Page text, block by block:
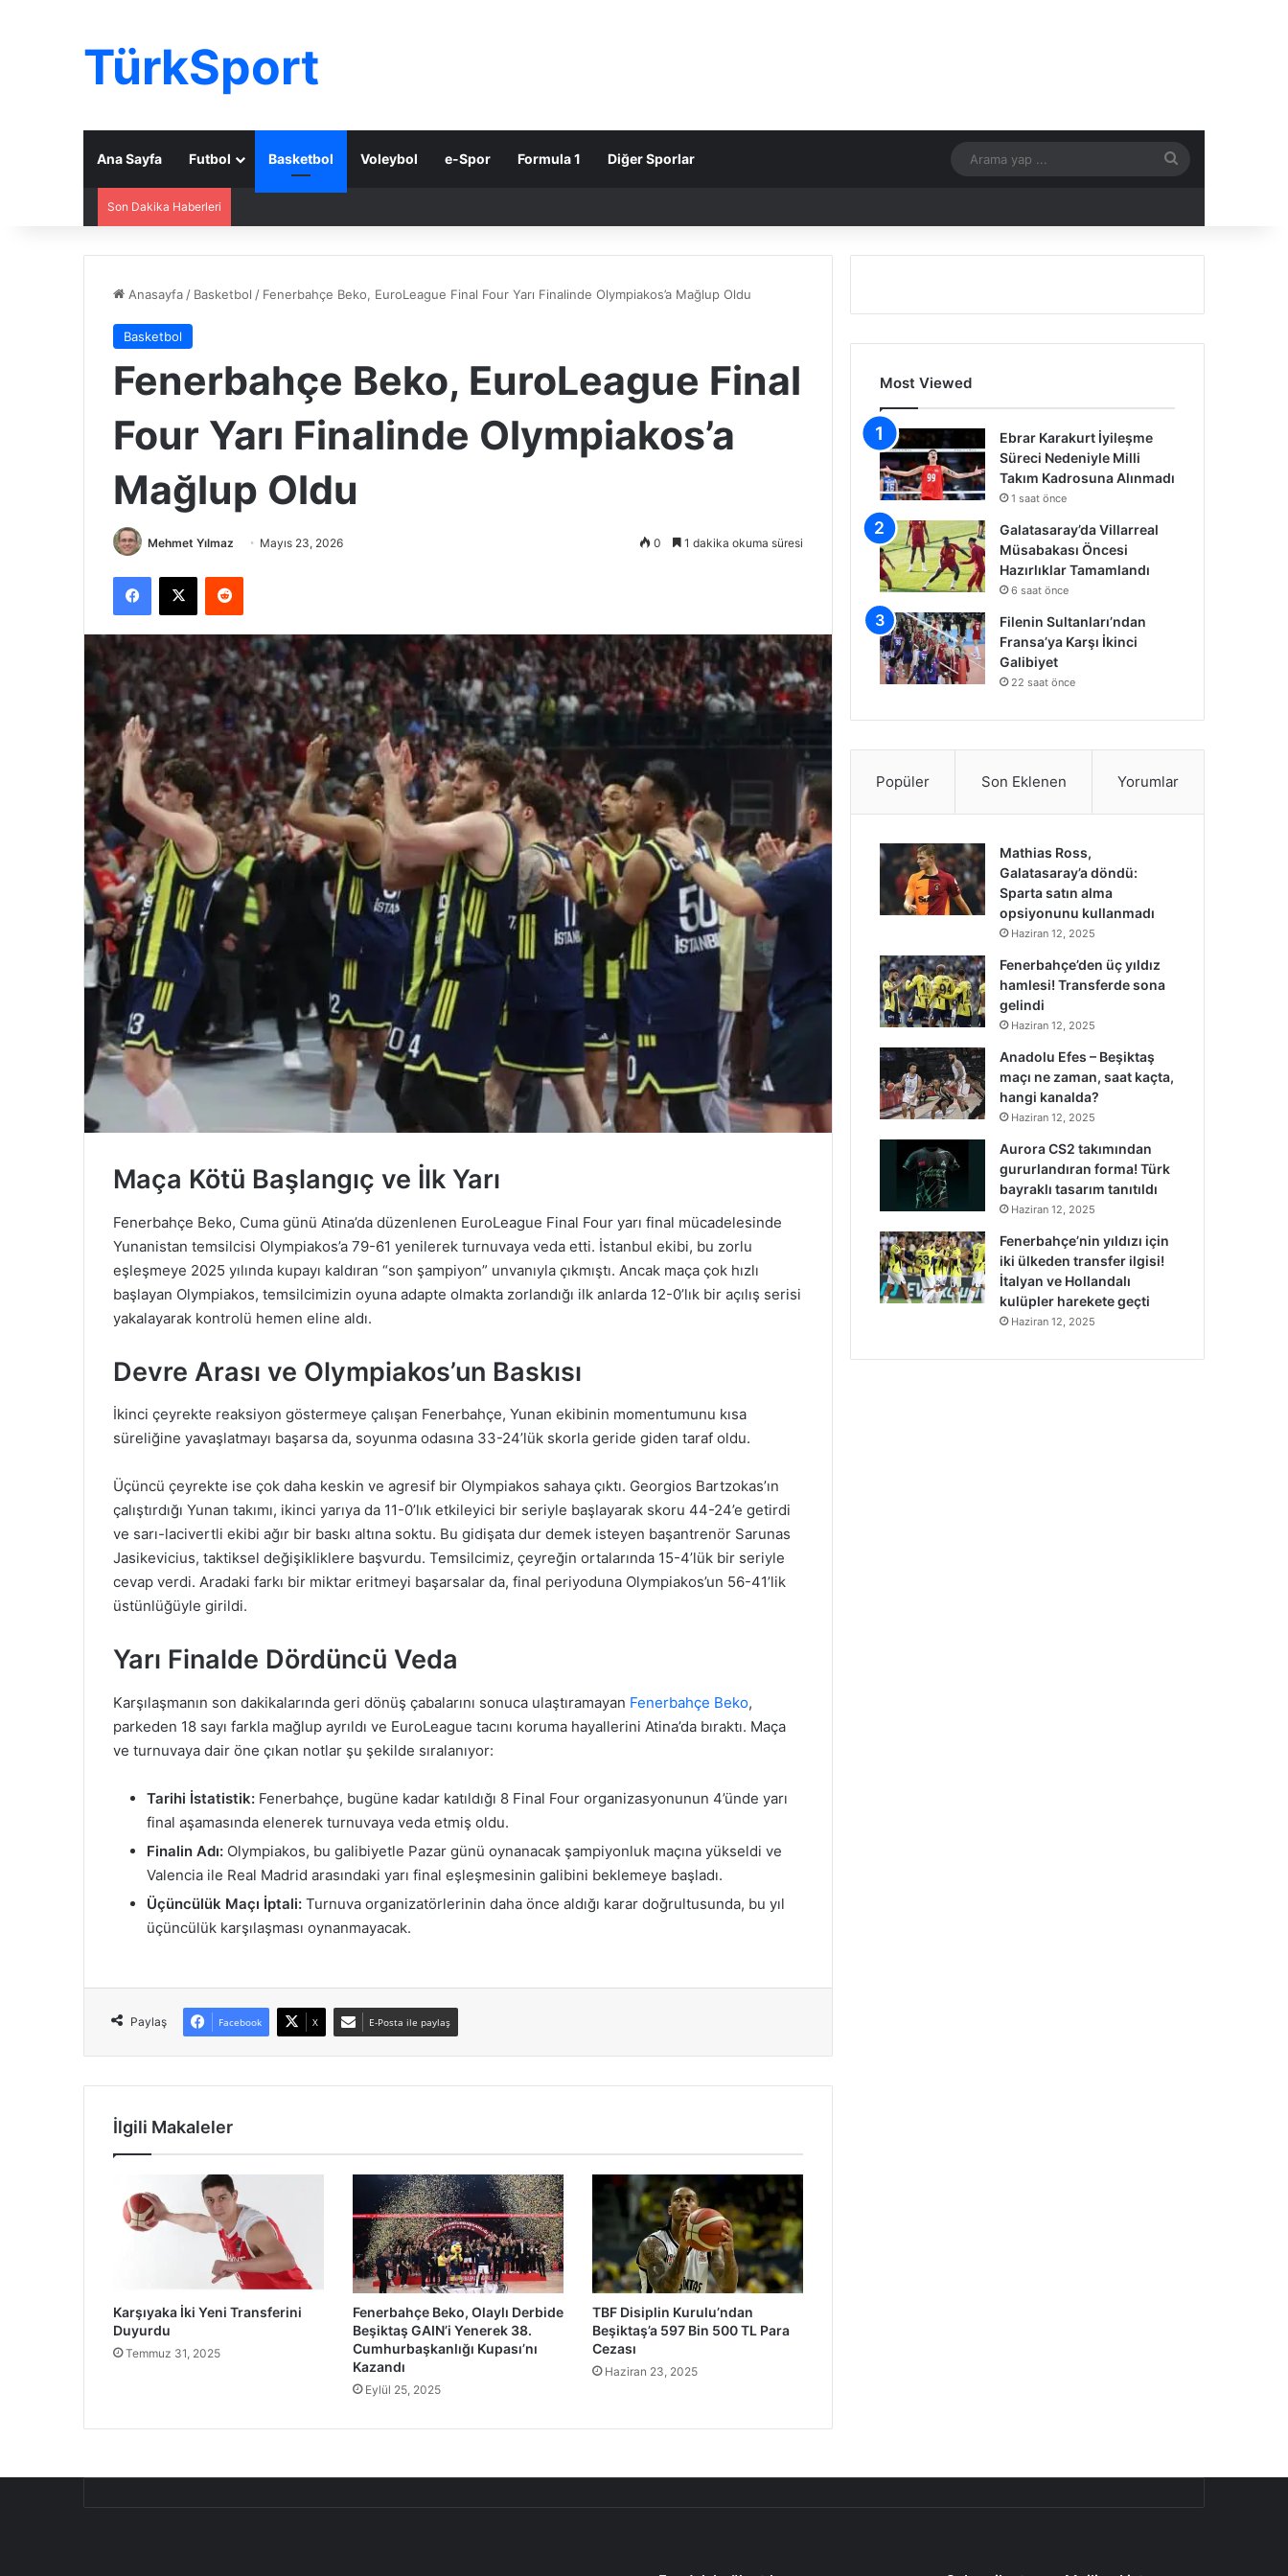
TürkSport
Ana Sayfa Futbol Basketbol Voleybol e-Spor Formula 1 Diğer Sporlar
...
Son Dakika Haberleri
Anasayfa / Basketbol / Fenerbahçe Beko, EuroLeague Final Four Yarı Finalinde Olympiakos’a Mağlup Oldu
Basketbol
Fenerbahçe Beko, EuroLeague Final
Four Yarı Finalinde Olympiakos’a
Mağlup Oldu
Mehmet Yılmaz Mayıs 23, 2026 0 1 dakika okuma süresi
Facebook
X Reddit
Maça Kötü Başlangıç ve İlk Yarı
Fenerbahçe Beko, Cuma günü Atina’da düzenlenen EuroLeague Final Four yarı final mücadelesinde
Yunanistan temsilcisi Olympiakos’a 79-61 yenilerek turnuvaya veda etti. İstanbul ekibi, bu zorlu
eşleşmeye 2025 yılında kupayı kaldıran “son şampiyon” unvanıyla çıkmıştı. Ancak maça çok hızlı
başlayan Olympiakos, temsilcimizin oyuna adapte olmakta zorlandığı ilk anlarda 12-0’lık bir açılış serisi
yakalayarak kontrolü hemen eline aldı.
Devre Arası ve Olympiakos’un Baskısı
İkinci çeyrekte reaksiyon göstermeye çalışan Fenerbahçe, Yunan ekibinin momentumunu kısa
süreliğine yavaşlatmayı başarsa da, soyunma odasına 33-24’lük skorla geride giden taraf oldu.
Üçüncü çeyrekte ise çok daha keskin ve agresif bir Olympiakos sahaya çıktı. Georgios Bartzokas’ın
çalıştırdığı Yunan takımı, ikinci yarıya da 11-0’lık etkileyici bir seriyle başlayarak skoru 44-24’e getirdi
ve sarı-lacivertli ekibi ağır bir baskı altına soktu. Bu gidişata dur demek isteyen başantrenör Sarunas
Jasikevicius, taktiksel değişikliklere başvurdu. Temsilcimiz, çeyreğin ortalarında 15-4’lük bir seriyle
cevap verdi. Aradaki farkı bir miktar eritmeyi başarsalar da, final periyoduna Olympiakos’un 56-41’lik
üstünlüğüyle girildi.
Yarı Finalde Dördüncü Veda
Karşılaşmanın son dakikalarında geri dönüş çabalarını sonuca ulaştıramayan Fenerbahçe Beko,
parkeden 18 sayı farkla mağlup ayrıldı ve EuroLeague tacını koruma hayallerini Atina’da bıraktı. Maça
ve turnuvaya dair öne çıkan notlar şu şekilde sıralanıyor:
Tarihi İstatistik: Fenerbahçe, bugüne kadar katıldığı 8 Final Four organizasyonunun 4’ünde yarı
final aşamasında elenerek turnuvaya veda etmiş oldu.
Finalin Adı: Olympiakos, bu galibiyetle Pazar günü oynanacak şampiyonluk maçına yükseldi ve
Valencia ile Real Madrid arasındaki yarı final eşleşmesinin galibini beklemeye başladı.
Üçüncülük Maçı İptali: Turnuva organizatörlerinin daha önce aldığı karar doğrultusunda, bu yıl
üçüncülük karşılaşması oynanmayacak.
Paylaş Facebook X E-Posta ile paylaş
İlgili Makaleler
Karşıyaka İki Yeni Transferini
Duyurdu
Temmuz 31, 2025
Fenerbahçe Beko, Olaylı Derbide
Beşiktaş GAIN’i Yenerek 38.
Cumhurbaşkanlığı Kupası’nı
Kazandı
Eylül 25, 2025
TBF Disiplin Kurulu’ndan
Beşiktaş’a 597 Bin 500 TL Para
Cezası
Haziran 23, 2025
Most Viewed
Ebrar Karakurt İyileşme
Süreci Nedeniyle Milli
Takım Kadrosuna Alınmadı
1 saat önce
Galatasaray’da Villarreal
Müsabakası Öncesi
Hazırlıklar Tamamlandı
6 saat önce
Filenin Sultanları’ndan
Fransa’ya Karşı İkinci
Galibiyet
22 saat önce
Popüler Son Eklenen Yorumlar
Mathias Ross,
Galatasaray’a döndü:
Sparta satın alma
opsiyonunu kullanmadı
Haziran 12, 2025
Fenerbahçe’den üç yıldız
hamlesi! Transferde sona
gelindi
Haziran 12, 2025
Anadolu Efes – Beşiktaş
maçı ne zaman, saat kaçta,
hangi kanalda?
Haziran 12, 2025
Aurora CS2 takımından
gururlandıran forma! Türk
bayraklı tasarım tanıtıldı
Haziran 12, 2025
Fenerbahçe’nin yıldızı için
iki ülkeden transfer ilgisi!
İtalyan ve Hollandalı
kulüpler harekete geçti
Haziran 12, 2025